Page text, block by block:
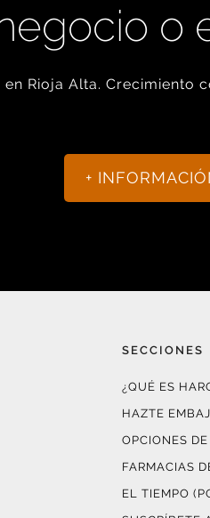
o
Rioja Alta. Crecimiento
+
SECCIONES
¿QUÉ ES
HAZTE
OPCIONES
FARMACIAS
EL TIEMPO